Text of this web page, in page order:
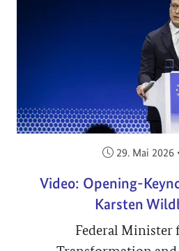
29. Mai 2026
Video: Opening-
Karsten
Federal Minister